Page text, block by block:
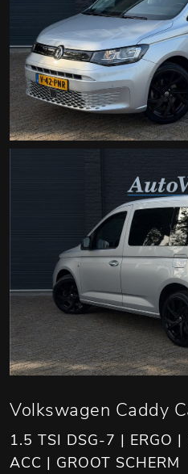
Volkswagen Caddy
1.5 TSI DSG-7 | ERGO |
ACC | GROOT SCHERM